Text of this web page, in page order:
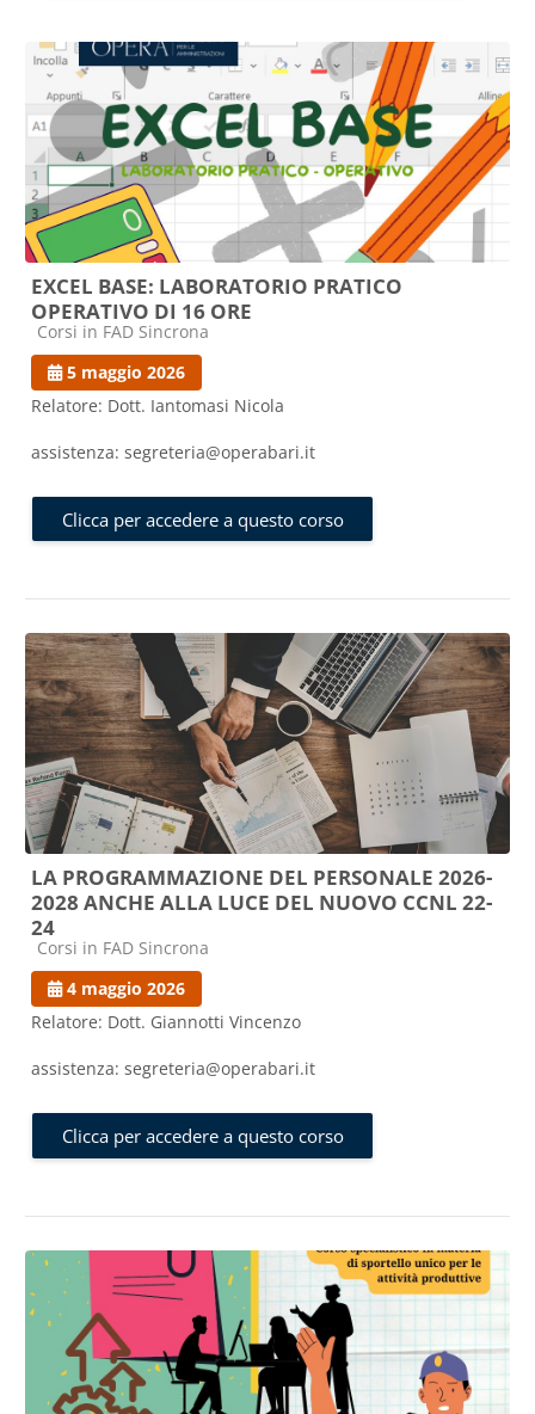
EXCEL BASE: LABORATORIO PRATICO
OPERATIVO DI 16 ORE
Categoria di corsi
Corsi in FAD Sincrona
5 maggio 2026
Relatore: Dott. Iantomasi Nicola
assistenza: segreteria@operabari.it
Clicca per accedere a questo corso
LA PROGRAMMAZIONE DEL PERSONALE 2026-
2028 ANCHE ALLA LUCE DEL NUOVO CCNL 22-
24
Categoria di corsi
Corsi in FAD Sincrona
4 maggio 2026
Relatore: Dott. Giannotti Vincenzo
assistenza: segreteria@operabari.it
Clicca per accedere a questo corso